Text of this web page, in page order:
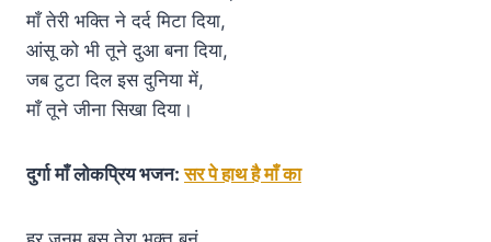
माँ तेरी भक्ति ने दर्द मिटा दिया,
आंसू को भी तूने दुआ बना दिया,
जब टुटा दिल इस दुनिया में,
माँ तूने जीना सिखा दिया।
दुर्गा माँ लोकप्रिय भजन:सर पे हाथ है माँ का